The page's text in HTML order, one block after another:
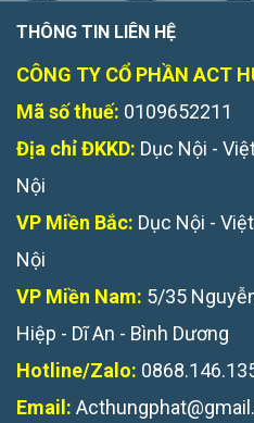
THÔNG TIN LIÊN HỆ
CÔNG TY CỔ PHẦN ACT
Mã số thuế: 0109652211
Địa chỉ ĐKKD: Dục Nội -
Nội
VP Miền Bắc: Dục Nội -
Nội
VP Miền Nam: 5/35
Hiệp - Dĩ An - Bình Dương
Hotline/Zalo:
Email: